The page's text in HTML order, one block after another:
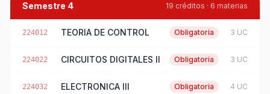
Semestre 4 19 créditos · 6 materias
224012 TEORIA DE CONTROL Obligatoria 3 UC
224022 CIRCUITOS DIGITALES II Obligatoria 3 UC
224032 ELECTRONICA III Obligatoria 4 UC